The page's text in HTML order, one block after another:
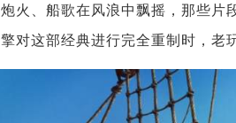
火、船歌在风浪中飘摇，那些片
对这部经典进行完全重制时，老